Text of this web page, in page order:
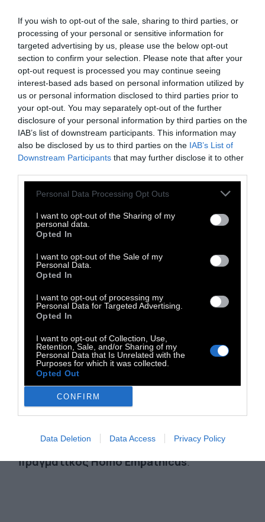
If you wish to opt-out of the sale, sharing to third parties, or
processing of your personal or sensitive information for
targeted advertising by us, please use the below opt-out
section to confirm your selection. Please note that after your
opt-out request is processed you may continue seeing
interest-based ads based on personal information utilized by
us or personal information disclosed to third parties prior to
your opt-out. You may separately opt-out of the further
disclosure of your personal information by third parties on the
IAB’s list of downstream participants. This information may
also be disclosed by us to third parties on the IAB’s List of
Downstream Participants that may further disclose it to other
Personal Data Processing Opt Outs
I want to opt-out of the Sharing of my
personal data.
Opted In
I want to opt-out of the Sale of my
Personal Data.
Opted In
I want to opt-out of processing my
Personal Data for Targeted Advertising.
Opted In
I want to opt-out of Collection, Use,
Retention, Sale, and/or Sharing of my
Personal Data that Is Unrelated with the
Purposes for which it was collected.
Opted Out
CONFIRM
Data Deletion Data Access Privacy Policy
βιώνουμε την ίδια εμπειρία.
Σύμφωνα με τις παραπάνω παρατηρήσεις ο
Ρίφκιν αναρωτιέται αν είναι δυνατόν η
Ενσυναίθησή μαςνα επεκταθεί και να
συμπεριλάβει ολόκληρο το ανθρώπινο
γένος, σα μια οικογένεια, καθώς και τη φύση
και ολόκληρο τον πλανήτη. Αν μπορούμε να
το κάνουμε αυτό, μπορούμε να εξαλείψουμε
περιβαλλοντικά και άλλα κοινωνικοπολιτικά
προβλήματα, λέει. Αρκεί να δεχτούμε τη
Eνσυναίσθηση ως έμφυτη αξία και να μην
προσπαθήσουμε να την καταπνίξουμε με τον
επιθετικότητα. Να μην προσπαθούμε να
περιχαρακωθούμε στην εθνική, θρησκευτική
ή οποιαδήποτε άλλη ταυτότητά μας, αλλά
δεχτούμε την αρχική μας ταυτότητα:
άνθρωπο και τον άνθρωπο του
Νεάτερνταλ, τι κι αν πληθύναμε και
αλλάξαμε τόπο κατοικίας και τρόπο
διαβίωσης, μείναμε όλοι άνθρωποι. Ας
δείξουμε ότι είμαστε όλοι αδέρφια, ας
άλλον. Ας φερθεί ο καθένας μας ως
πραγματικός Homo Empathicus.